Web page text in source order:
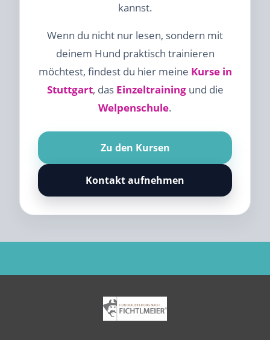
kannst.
Wenn du nicht nur lesen, sondern mit
deinem Hund praktisch trainieren
möchtest, findest du hier meine Kurse in
Stuttgart, das Einzeltrainingund die
Welpenschule.
Zu den Kursen
Kontakt aufnehmen